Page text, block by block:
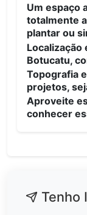
Um espaço
totalmente
plantar ou
Localização
Botucatu,
Topografia
projetos,
Aproveite
conhecer
Tenho